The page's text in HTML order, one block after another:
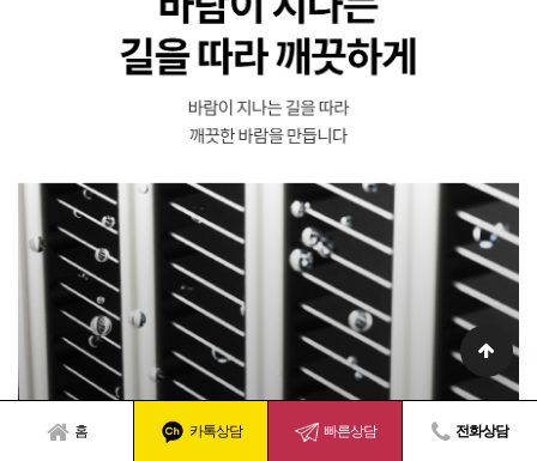
홈 카톡상담 빠른상담 전화상담